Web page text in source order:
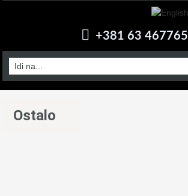
+381 63 467765
Ostalo